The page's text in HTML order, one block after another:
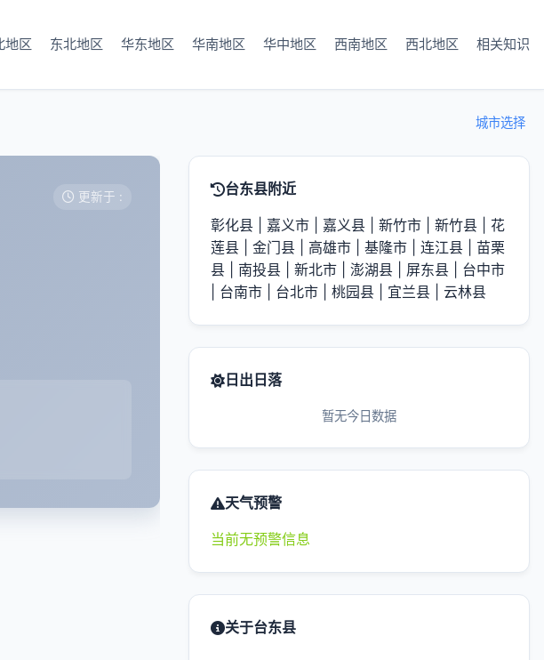
地区 东北地区 华东地区 华南地区 华中地区 西南地区 西北地区 相关知识
城市选择
更新于 : 台东县附近
彰化县 嘉义市 嘉义县 新竹市 新竹县
花
莲县
金门县 高雄市 基隆市 连江县
苗栗
县
南投县 新北市 澎湖县 屏东县
台中市
台南市 台北市 桃园县 宜兰县 云林县
日出日落
暂无今日数据
天气预警
当前无预警信息
关于台东县